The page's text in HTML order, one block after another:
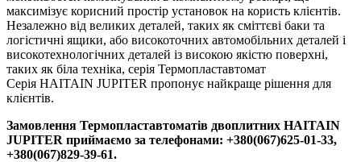
максимізує корисний простір установок на користь клієнтів.
Незалежно від великих деталей, таких як сміттєві баки та
логістичні ящики, або високоточних автомобільних деталей і
високотехнологічних деталей із високою якістю поверхні,
таких як біла техніка, серія Термопластавтомат
Серія HAITAIN JUPITER пропонує найкраще рішення для
клієнтів.
Замовлення Термопластавтоматів двоплитних HAITAIN
JUPITER приймаємо за телефонами: +380(067)625-01-33,
+380(067)829-39-61.